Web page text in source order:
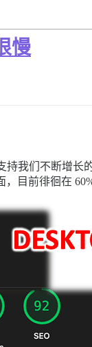
慢
持我们不断增
目前徘徊在 60%